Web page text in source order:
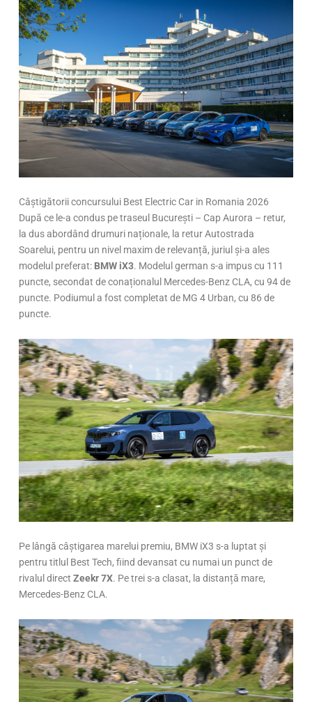
Câștigătorii concursului Best Electric Car in Romania 2026
După ce le-a condus pe traseul București – Cap Aurora – retur,
la dus abordând drumuri naționale, la retur Autostrada
Soarelui, pentru un nivel maxim de relevanță, juriul și-a ales
modelul preferat: BMW iX3. Modelul german s-a impus cu 111
puncte, secondat de conaționalul Mercedes-Benz CLA, cu 94 de
puncte. Podiumul a fost completat de MG 4 Urban, cu 86 de
puncte.
Pe lângă câștigarea marelui premiu, BMW iX3 s-a luptat și
pentru titlul Best Tech, fiind devansat cu numai un punct de
rivalul directZeekr 7X. Pe trei s-a clasat, la distanță mare,
Mercedes-Benz CLA.